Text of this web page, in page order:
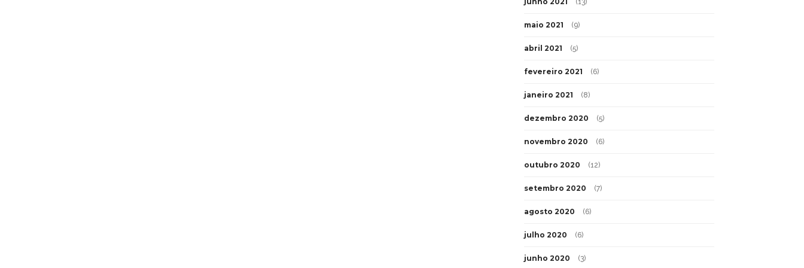
maio 2021 (9)
abril 2021 (5)
fevereiro 2021 (6)
janeiro 2021 (8)
dezembro 2020 (5)
novembro 2020 (6)
outubro 2020 (12)
setembro 2020 (7)
agosto 2020 (6)
julho 2020 (6)
junho 2020 (3)